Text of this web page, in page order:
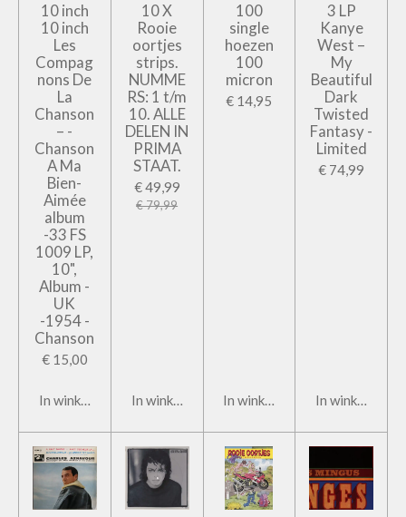
10 inch
10 inch
Les
Compag
nons De
La
Chanson
– -
Chanson
A Ma
Bien-
Aimée
album
-33 FS
1009 LP,
10",
Album -
UK
-1954 -
Chanson
€ 15,00
In winkelwagen
10 X
Rooie
oortjes
strips.
NUMME
RS: 1 t/m
10. ALLE
DELEN IN
PRIMA
STAAT.
€ 49,99
€ 79,99
In winkelwagen
100
single
hoezen
100
micron
€ 14,95
In winkelwagen
3 LP
Kanye
West –
My
Beautiful
Dark
Twisted
Fantasy -
Limited
€ 74,99
In